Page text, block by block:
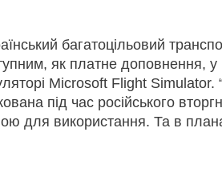
багатоцільовий
як платне доповнення, у
Microsoft Flight Simulator.
під час російського
для використання. Та в